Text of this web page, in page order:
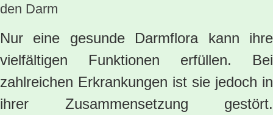
den Darm
Nur eine gesunde Darmflora kann ihre
vielfältigen Funktionen erfüllen. Bei
zahlreichen Erkrankungen ist sie jedoch in
ihrer Zusammensetzung gestört.